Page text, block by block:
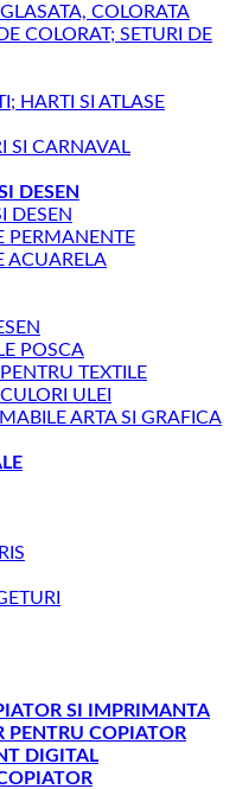
COLORATA
COLORAT; SETURI DE
HARTI SI ATLASE
SI CARNAVAL
DESEN
DESEN
PERMANENTE
ACUARELA
POSCA
TEXTILE
ULEI
ARTA SI GRAFICA
SI IMPRIMANTA
PENTRU COPIATOR
DIGITAL